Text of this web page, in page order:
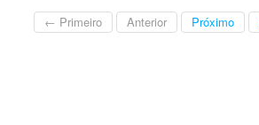
← Primeiro Anterior Próximo